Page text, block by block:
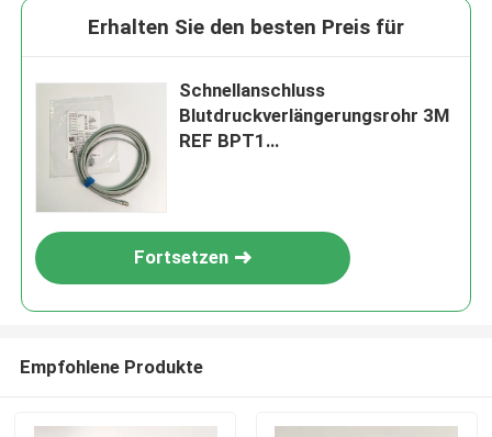
Erhalten Sie den besten Preis für
Schnellanschluss
Blutdruckverlängerungsrohr 3M
REF BPT1
Fortsetzen
Empfohlene Produkte